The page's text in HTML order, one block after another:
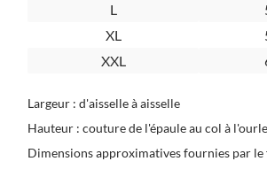
L
XL
XXL
Largeur : d'aisselle à aisselle
Hauteur : couture de l'épaule au col à
Dimensions approximatives fournies par